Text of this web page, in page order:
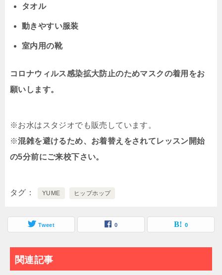
タオル
動きやすい服装
室内用の靴
コロナウィルス感染拡大防止のためマスクの着用をお
願いします。
※お水はスタジオでも販売しています。
※混雑を避けるため、お着替えをされてレッスン開始
の5分前にご来校下さい。
タグ YUME ヒップホップ
Tweet 0 0
関連記事